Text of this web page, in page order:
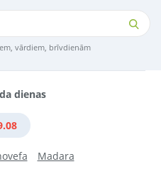
vārdiem, brīvdienām
dienas
Madara